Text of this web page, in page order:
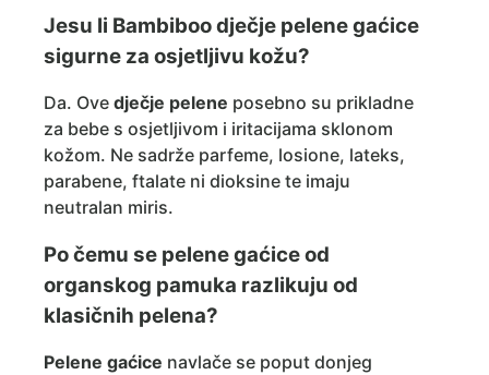
Jesu li Bambiboo dječje pelene gaćice
sigurne za osjetljivu kožu?
Da. Ove dječje pelene posebno su prikladne
za bebe s osjetljivom i iritacijama sklonom
kožom. Ne sadrže parfeme, losione, lateks,
parabene, ftalate ni dioksine te imaju
neutralan miris.
Po čemu se pelene gaćice od
organskog pamuka razlikuju od
klasičnih pelena?
Pelene gaćice navlače se poput donjeg